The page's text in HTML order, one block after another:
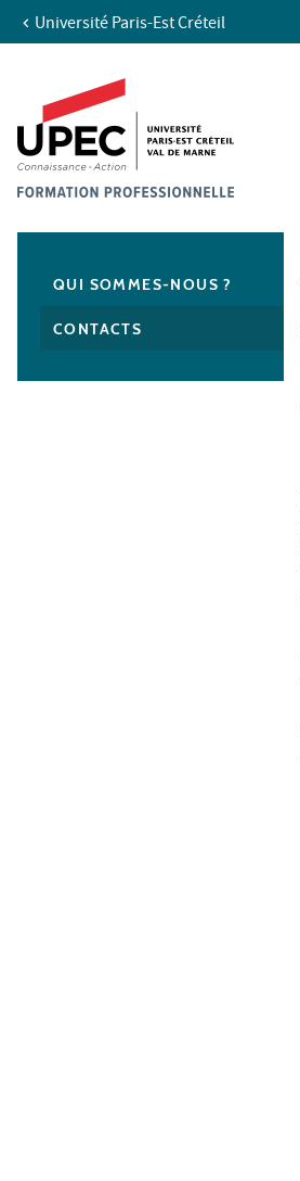
Aller au contenu
Accès directs
Recherche
Navigation secondaire
Université Paris-Est Créteil
QUI SOMMES-NOUS ?
CONTACTS